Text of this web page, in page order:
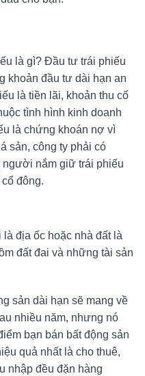
là gì? Đầu tư trái phiếu
khoản đầu tư dài hạn an
là tiền lãi, khoản thu cố
tình hình kinh doanh
là chứng khoán nợ vì
sản, công ty phải có
người nắm giữ trái phiếu
đông.
địa ốc hoặc nhà đất là
đất đai và những tài sản
sản dài hạn sẽ mang về
nhiều năm, nhưng nó
bạn bán bất động sản
quả nhất là cho thuê,
nhập đều đặn hàng